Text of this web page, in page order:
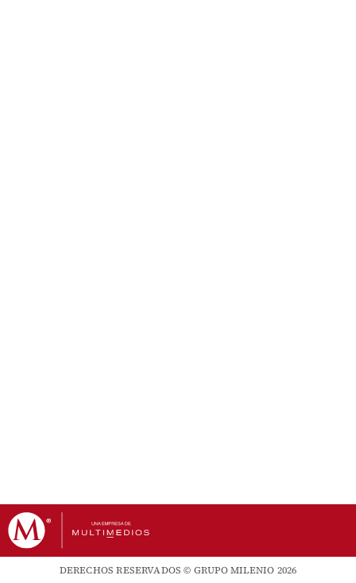
DERECHOS RESERVADOS © GRUPO MILENIO 2026